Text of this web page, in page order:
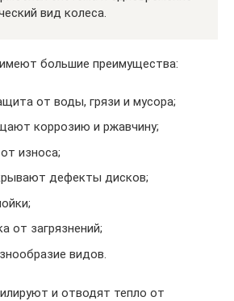
вид колеса.
большие преимущества:
от воды, грязи и мусора;
коррозию и ржавчину;
износа;
дефекты дисков;
от загрязнений;
видов.
и отводят тепло от